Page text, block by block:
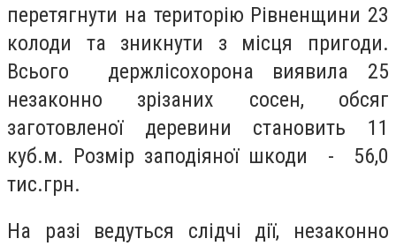
перетягнути на територію Рівненщини 23
колоди та зникнути з місця пригоди.
Всього держлісохорона виявила 25
незаконно зрізаних сосен, обсяг
заготовленої деревини становить 11
куб.м. Розмір заподіяної шкоди - 56,0
тис.грн.
На разі ведуться слідчі дії, незаконно